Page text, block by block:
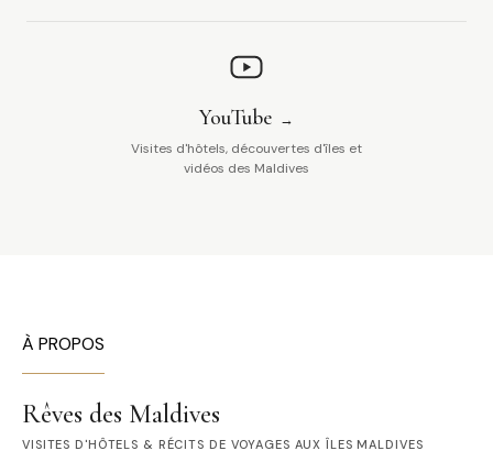
YouTube
Visites d'hôtels, découvertes d'îles et
vidéos des Maldives
À PROPOS
Rêves des Maldives
VISITES D'HÔTELS & RÉCITS DE VOYAGES AUX ÎLES MALDIVES